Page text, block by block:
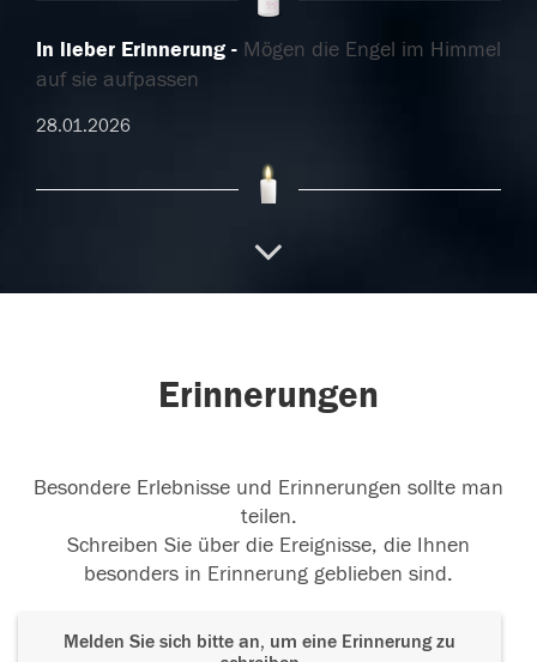
In lieber Erinnerung
Mögen die Engel im Himmel
auf sie aufpassen
28.01.2026
Ruhe in Frieden
Erinnerungen
Besondere Erlebnisse und Erinnerungen sollte man
teilen.
Schreiben Sie über die Ereignisse, die Ihnen
besonders in Erinnerung geblieben sind.
Melden Sie sich bitte an, um eine Erinnerung zu